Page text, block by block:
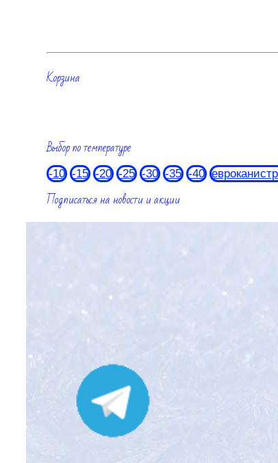
Корзина
Выбор по температуре
-10 -15 -20 -25 -30 -35 -40
Подписаться на новости и акции